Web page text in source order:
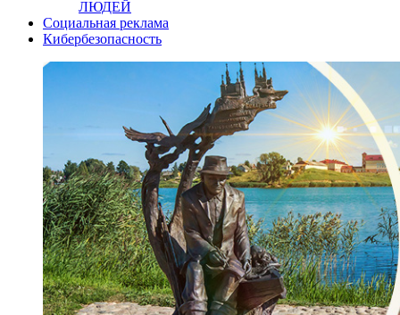
ЛЮДЕЙ
Социальная реклама
Кибербезопасность